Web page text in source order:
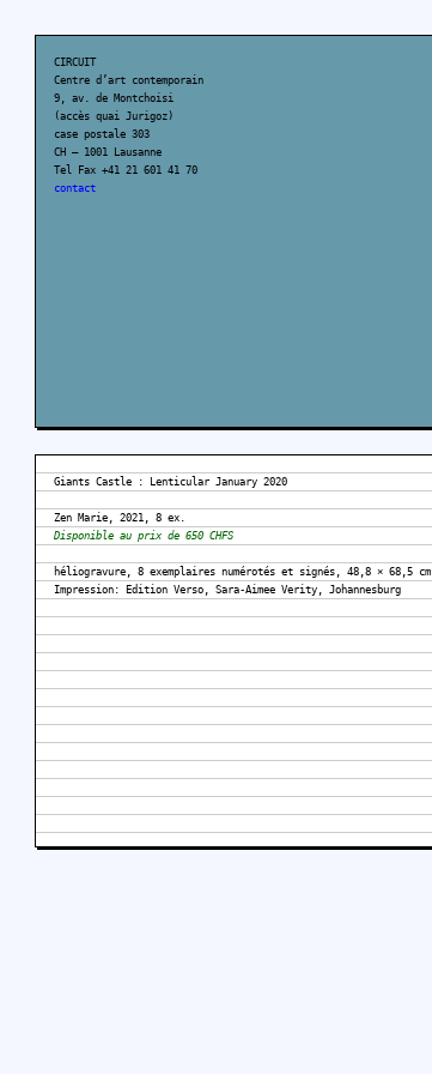
CIRCUIT
Centre d’art contemporain
9, av. de Montchoisi
(accès quai Jurigoz)
case postale 303
CH – 1001 Lausanne
Tel Fax +41 21 601 41 70
contact
Giants Castle : Lenticular January 2020
Zen Marie, 2021, 8 ex.
Disponible au prix de 650 CHFS
héliogravure, 8 exemplaires numérotés et signés, 48,8 × 68,5 cm
Impression: Edition Verso, Sara-Aimee Verity, Johannesburg